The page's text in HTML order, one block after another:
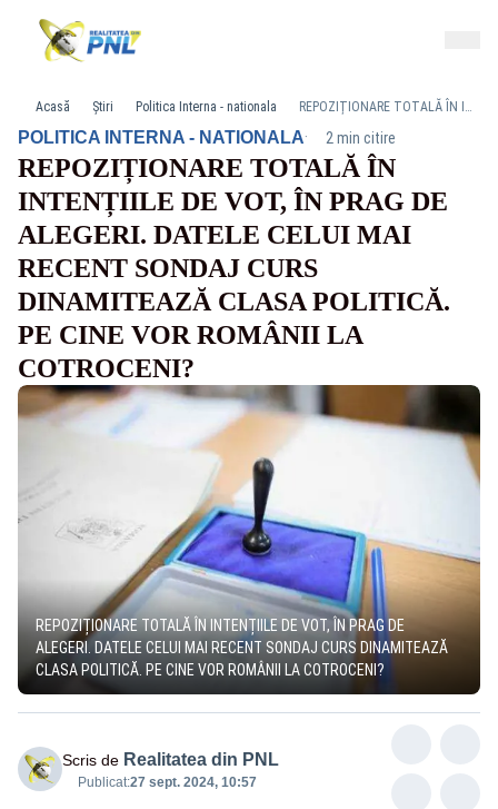
Acasă Știri Politica Interna - nationala REPOZIȚIONARE TOTALĂ ÎN INTENȚIILE DE VOT, ÎN PRAG DE ALEGERI. DATELE CELUI MAI RECENT SONDAJ CURS DINAMITEAZĂ CLASA POLITICĂ. PE CINE VOR ROMÂNII LA COTROCENI?
POLITICA INTERNA - NATIONALA· 2 min citire
REPOZIȚIONARE TOTALĂ ÎN
INTENȚIILE DE VOT, ÎN PRAG DE
ALEGERI. DATELE CELUI MAI
RECENT SONDAJ CURS
DINAMITEAZĂ CLASA POLITICĂ.
PE CINE VOR ROMÂNII LA
COTROCENI?
REPOZIȚIONARE TOTALĂ ÎN INTENȚIILE DE VOT, ÎN PRAG DE
ALEGERI. DATELE CELUI MAI RECENT SONDAJ CURS DINAMITEAZĂ
CLASA POLITICĂ. PE CINE VOR ROMÂNII LA COTROCENI?
Scris de Realitatea din PNL
Publicat:27 sept. 2024, 10:57